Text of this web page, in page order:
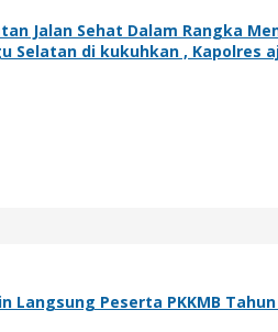
Jalan Sehat Dalam Rangka
Selatan di kukuhkan , Kapolres
Langsung Peserta PKKMB